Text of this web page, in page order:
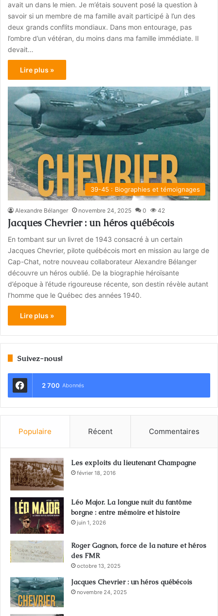
avait un dans le mien. Je m’étais souvent posé la question à
savoir si un membre de ma famille avait participé à l’un des
deux grands conflits mondiaux. Dans mon entourage, pas
l’ombre d’un vétéran, du moins dans ma famille immédiate. Il
devait…
Lire plus »
39-45 : Biographies et témoignages
Alexandre Bélanger novembre 24, 2025 0 42
Jacques Chevrier : un héros québécois
En tombant sur un livret de 1943 consacré à un certain
Jacques Chevrier, pilote québécois mort en mission au large de
Cap-Chat, notre nouveau collaborateur Alexandre Bélanger
découvre un héros oublié. De la biographie héroïsante
d’époque à l’étude rigoureuse récente, son destin révèle autant
l’homme que le Québec des années 1940.
Lire plus »
Suivez-nous!
2 700 Abonnés
Populaire Récent Commentaires
Les exploits du lieutenant Champagne
février 18, 2016
Léo Major. La longue nuit du fantôme
borgne : entre mémoire et histoire
juin 1, 2026
Roger Gagnon, force de la nature et héros
des FMR
octobre 13, 2025
Jacques Chevrier : un héros québécois
novembre 24, 2025